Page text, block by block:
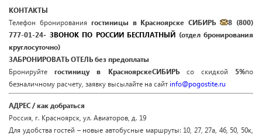
КОНТАКТЫ
Телефон бронирования гостиницы в Красноярске СИБИРЬ
8 (800)
777-01-24- ЗВОНОК ПО РОССИИ БЕСПЛАТНЫЙ (отдел бронирования
круглосуточно)
ЗАБРОНИРОВАТЬ ОТЕЛЬ без предоплаты
Бронируйтегостиницу в КрасноярскеСИБИРЬ со скидкой 5%по
безналичному расчету, заявку высылайте на сайт info@pogostite.ru
АДРЕС / как добраться
Россия, г. Красноярск, ул. Авиаторов, д. 19
Для удобства гостей – новые автобусные маршруты: 10, 27, 27а, 46, 50, 50к,